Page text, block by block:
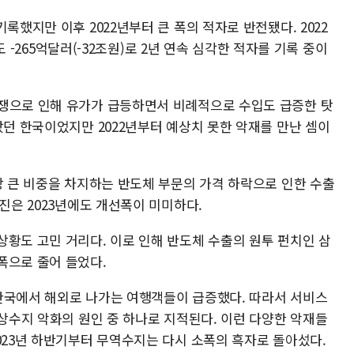
했지만 이후 2022년부터 큰 폭의 적자로 반전됐다. 2022
265억달러(-32조원)로 2년 연속 심각한 적자를 기록 중이
로 인해 유가가 급등하면서 비례적으로 수입도 급증한 탓
한국이었지만 2022년부터 예상치 못한 악재를 만난 셈이
비중을 차지하는 반도체 부문의 가격 하락으로 인한 수출
은 2023년에도 개선폭이 미미하다.
도 고민 거리다. 이로 인해 반도체 수출의 원투 펀치인 삼
으로 줄어 들었다.
에서 해외로 나가는 여행객들이 급증했다. 따라서 서비스
지 악화의 원인 중 하나로 지적된다. 이런 다양한 악재들
년 하반기부터 무역수지는 다시 소폭의 흑자로 돌아섰다.